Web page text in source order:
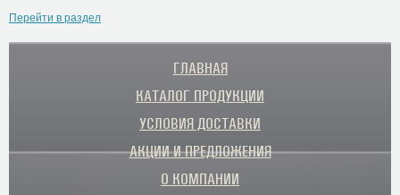
Перейти в раздел
ГЛАВНАЯ
КАТАЛОГ ПРОДУКЦИИ
УСЛОВИЯ ДОСТАВКИ
АКЦИИ И ПРЕДЛОЖЕНИЯ
О КОМПАНИИ